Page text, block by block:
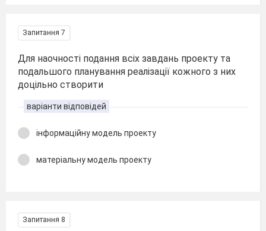
Запитання 7
Для наочності подання всіх завдань проекту та
подальшого планування реалізації кожного з них
доцільно створити
варіанти відповідей
інформаційну модель проекту
матеріальну модель проекту
Запитання 8